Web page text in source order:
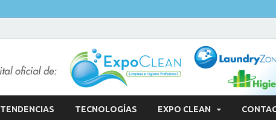
TENDENCIAS TECNOLOGÍAS EXPO CLEAN